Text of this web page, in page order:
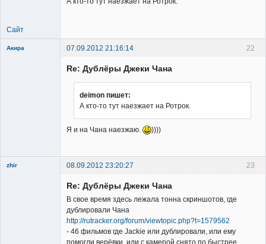
Сайт
22
Акира 07.09.2012 21:16:14
Re: Дублёры Джеки Чана
deimon пишет:
А кто-то тут наезжает на Ротрок.
Я и на Чана наезжаю. ))))
23
zhir
08.09.2012 23:20:27
Re: Дублёры Джеки Чана
В свое время здесь лежала тонна скриншотов, где
дублировали Чана
http://rutracker.org/forum/viewtopic.php?t=1579562
- 46 фильмов где Jackie или дублировали, или ему
помогли верёвки, или с камерой снято по быстрее.